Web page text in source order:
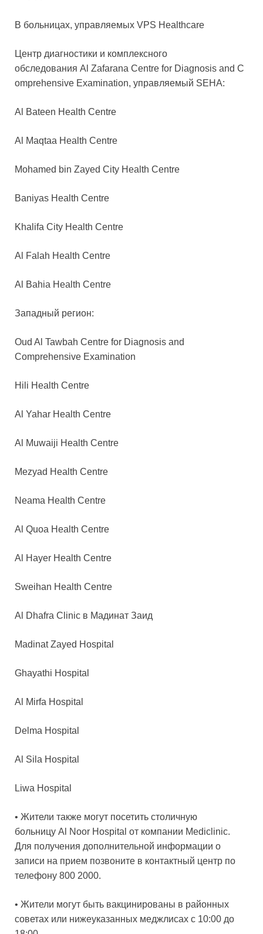
В больницах, управляемых VPS Healthcare
Центр диагностики и комплексного
обследования Al Zafarana Centre for Diagnosis and C
omprehensive Examination, управляемый SEHA:
Al Bateen Health Centre
Al Maqtaa Health Centre
Mohamed bin Zayed City Health Centre
Baniyas Health Centre
Khalifa City Health Centre
Al Falah Health Centre
Al Bahia Health Centre
Западный регион:
Oud Al Tawbah Centre for Diagnosis and
Comprehensive Examination
Hili Health Centre
Al Yahar Health Centre
Al Muwaiji Health Centre
Mezyad Health Centre
Neama Health Centre
Al Quoa Health Centre
Al Hayer Health Centre
Sweihan Health Centre
Al Dhafra Clinic в Мадинат Заид
Madinat Zayed Hospital
Ghayathi Hospital
Al Mirfa Hospital
Delma Hospital
Al Sila Hospital
Liwa Hospital
• Жители также могут посетить столичную
больницу Al Noor Hospital от компании Mediclinic.
Для получения дополнительной информации о
записи на прием позвоните в контактный центр по
телефону 800 2000.
• Жители могут быть вакцинированы в районных
советах или нижеуказанных меджлисах с 10:00 до